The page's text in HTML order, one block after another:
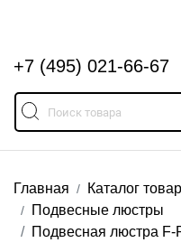
+7 (495) 021-66-67
Главная Каталог
Подвесные люстры
Подвесная люстра F-